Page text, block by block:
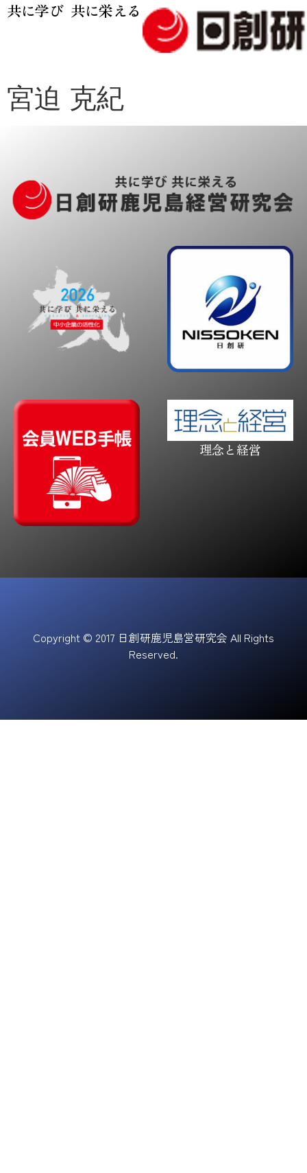
共に学び 共に栄える
宮迫 克紀
理念と経営
Copyright © 2017 日創研鹿児島営研究会 All Rights
Reserved.